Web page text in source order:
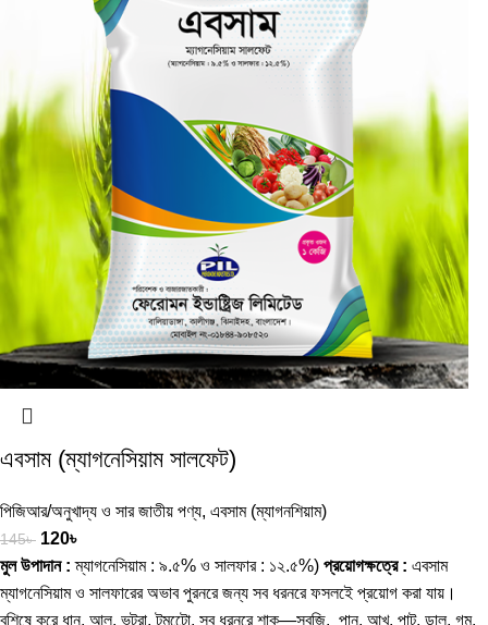
এবসাম (ম্যাগনেসিয়াম সালফেট)
পিজিআর/অনুখাদ্য ও সার জাতীয় পণ্য, এবসাম (ম্যাগনশিয়াম)
145৳ 120৳
মুল উপাদান : ম্যাগনেসিয়াম : ৯.৫% ও সালফার : ১২.৫%) প্রয়োগক্ষত্রে : এবসাম
ম্যাগনেসিয়াম ও সালফারের অভাব পুরনরে জন্য সব ধরনরে ফসলইে প্রয়োগ করা যায়।
বশিষে করে ধান, আলু, ভুট্রা, টমটেো, সব ধরনরে শাক—সবজি, পান, আখ, পাট, ডাল, গম,